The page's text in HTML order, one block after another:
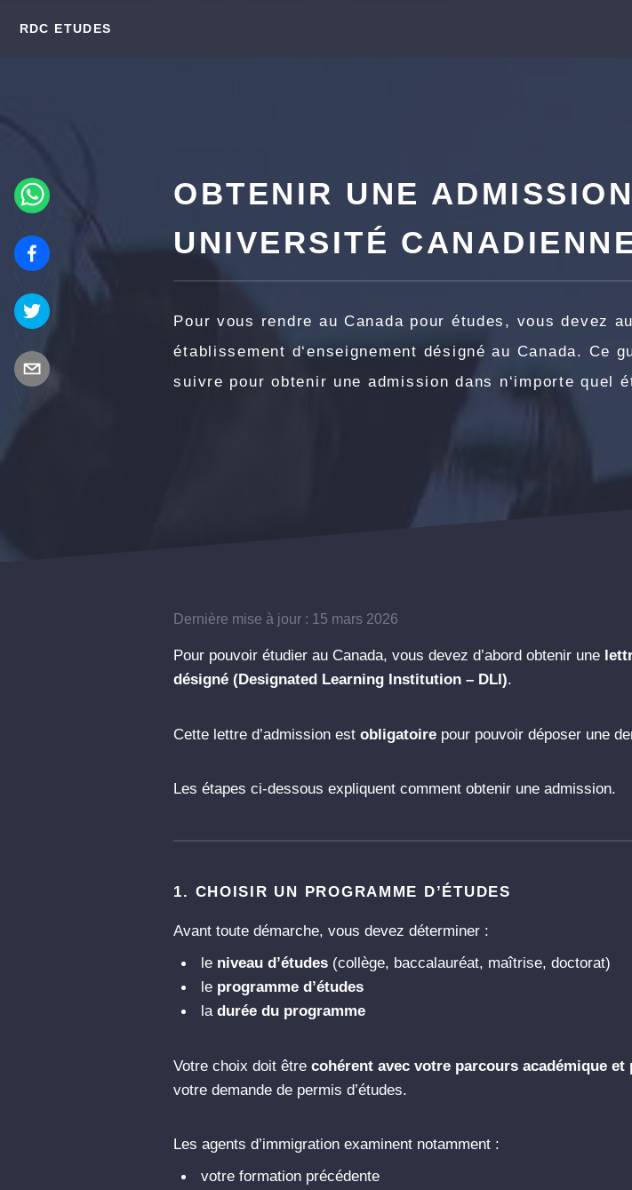
RDC ETUDES
OBTENIR UNE
UNIVERSITÉ
Pour vous rendre au Canada pour études, vous devez
établissement d‘enseignement désigné au Canada. Ce
suivre pour obtenir une admission dans n‘importe quel
Dernière mise à jour : 15 mars 2026
Pour pouvoir étudier au Canada, vous devez d’abord obtenir une
désigné (Designated Learning Institution – DLI).
Cette lettre d’admission estobligatoire pour pouvoir déposer une
Les étapes ci-dessous expliquent comment obtenir une admission.
1. CHOISIR UN PROGRAMME D’ÉTUDES
Avant toute démarche, vous devez déterminer :
le niveau d’études(collège, baccalauréat, maîtrise, doctorat)
le programme d’études
la durée du programme
Votre choix doit êtrecohérent avec votre parcours académique et
votre demande de permis d’études.
Les agents d’immigration examinent notamment :
votre formation précédente